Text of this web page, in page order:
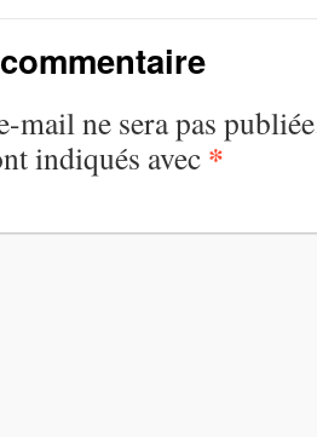
mail ne sera pas
indiqués avec *